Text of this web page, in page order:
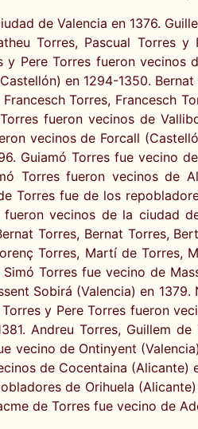
de Valencia en 1376.
Torres, Pascual Torres
y Pere Torres fueron
en 1294-1350.
Torres, Francesch
fueron vecinos de
vecinos de Forcall
Guiamó Torres fue vecino
Torres fueron vecinos de
Torres fue de los
vecinos de la ciudad
Torres, Bernat Torres,
Torres, Martí de Torres,
Torres fue vecino de
Sobirá (Valencia) en
y Pere Torres fueron
Andreu Torres, Guillem
vecino de Ontinyent
de Cocentaina
de Orihuela
de Torres fue vecino de